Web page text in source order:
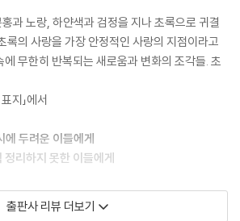
과 노랑, 하얀색과 검정을 지나 초록으로 귀결
록의 사랑을 가장 안정적인 사랑의 지점이라고
에 무한히 반복되는 새로움과 변화의 조각들. 초
지」에서
에 두려운 이들에게
정리하지 못한 이들에게
, 당신은 아직 서 있는가.”
출판사 리뷰 더보기